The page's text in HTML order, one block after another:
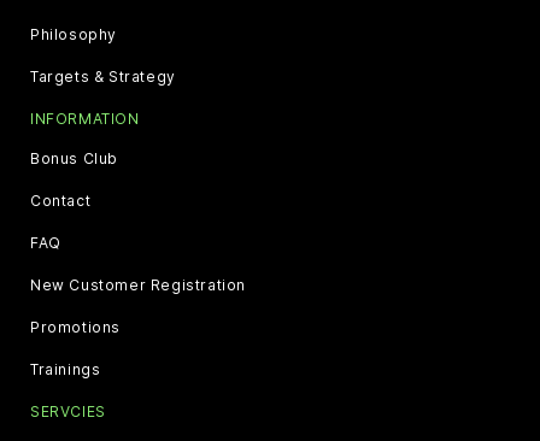
Philosophy
Targets & Strategy
INFORMATION
Bonus Club
Contact
FAQ
New Customer Registration
Promotions
Trainings
SERVCIES